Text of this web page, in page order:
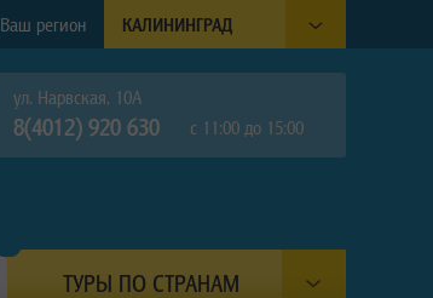
КАЛИНИНГРАД
Ваш регион
ТУРЫ ПО СТРАНАМ
ул. Нарвская, 10А
с 11:00 до 15:00
8(4012) 920 630